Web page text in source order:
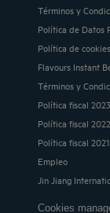
Términos y
Política de Datos
Política de cookies
Flavours Instant
Términos y
Política fiscal 2023
Política fiscal 2022
Política fiscal 2021
Empleo
Jin Jiang
Cookies